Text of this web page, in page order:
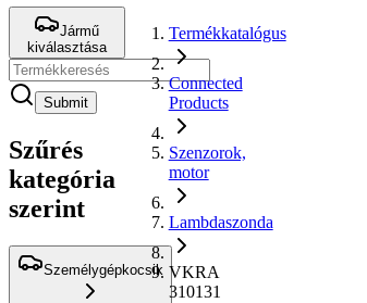
Jármű
kiválasztása
Submit
Szűrés
kategória
szerint
Személygépkocsik
Termékkatalógus
Connected
Products
Szenzorok,
motor
Lambdaszonda
VKRA
310131